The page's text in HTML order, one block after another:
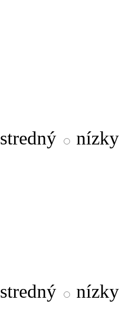
stredný
nízky
stredný
nízky